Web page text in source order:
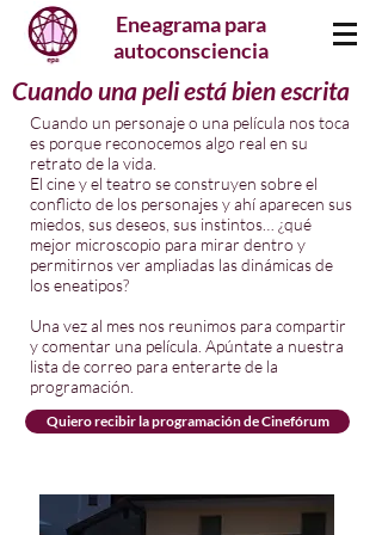
Eneagrama para
autoconsciencia
Cuando una peli está bien escrita
Cuando un personaje o una película nos toca
es porque reconocemos algo real en su
retrato de la vida.
El cine y el teatro se construyen sobre el
conflicto de los personajes y ahí aparecen sus
miedos, sus deseos, sus instintos… ¿qué
mejor microscopio para mirar dentro y
permitirnos ver ampliadas las dinámicas de
los eneatipos?
Una vez al mes nos reunimos para compartir
y comentar una película. Apúntate a nuestra
lista de correo para enterarte de la
programación.
Quiero recibir la programación de Cinefórum